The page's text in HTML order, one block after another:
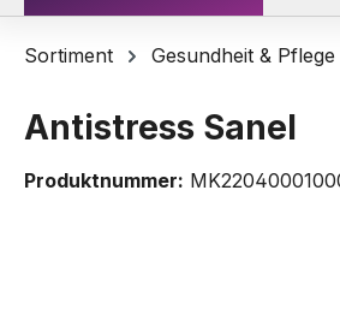
Sortiment Gesundheit & Pflege
Antistress Sanel
Produktnummer: